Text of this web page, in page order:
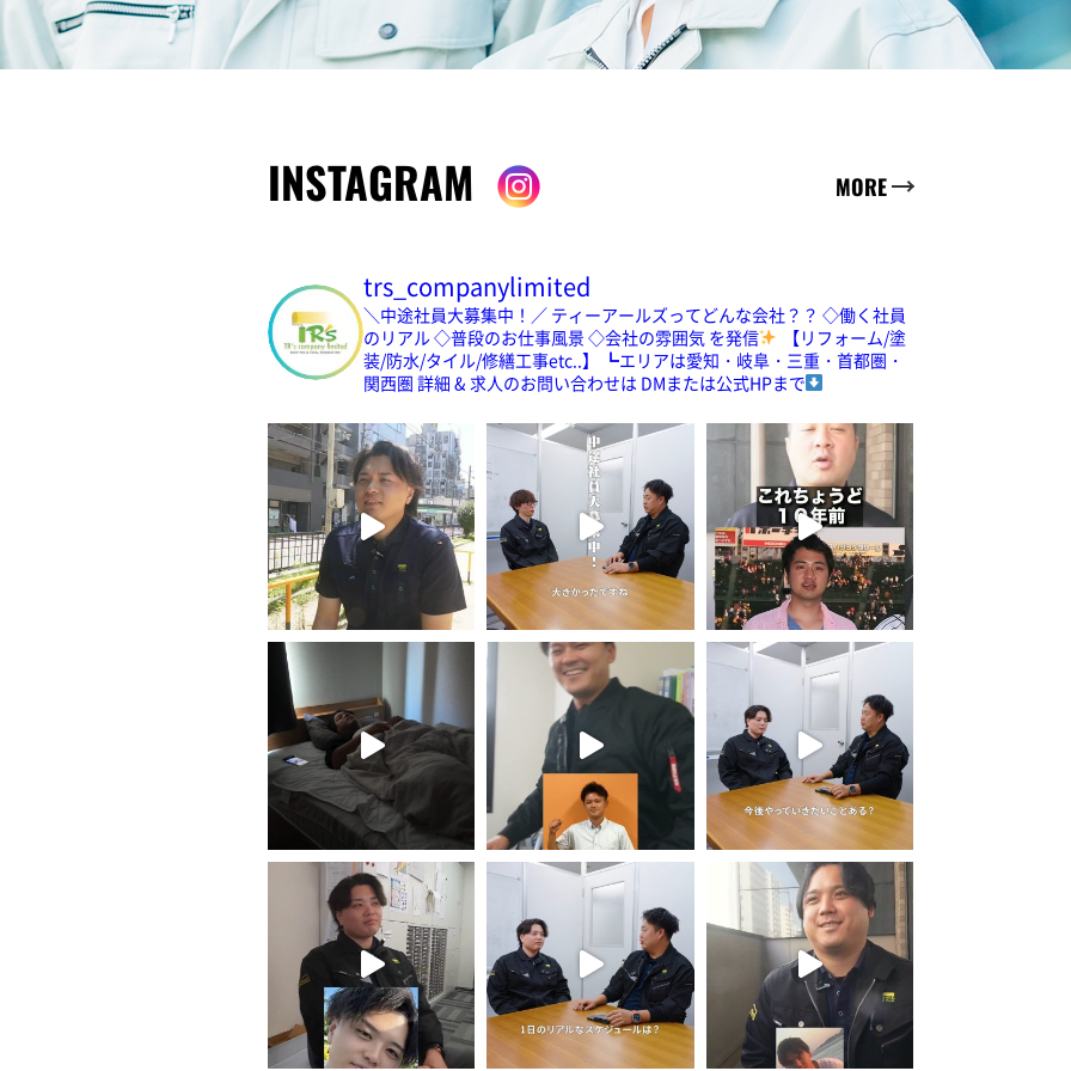
INSTAGRAM MORE
trs_companylimited
＼中途社員大募集中！／ ティーアールズってどんな会社？？ ◇働く社員
のリアル◇普段のお仕事風景 ◇会社の雰囲気 を発信
【リフォーム/塗
装/防水/タイル/修繕工事etc..】
┗エリアは愛知・岐阜・三重・首都圏・
関西圏 詳細 & 求人のお問い合わせは DMまたは公式HPまで